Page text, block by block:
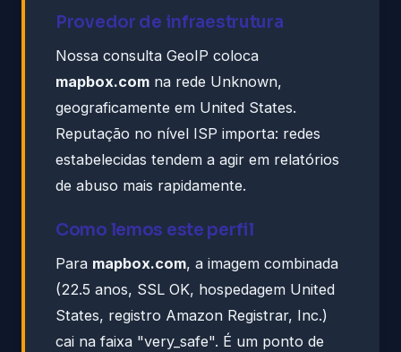
Provedor de infraestrutura
Nossa consulta GeoIP coloca
mapbox.com na rede Unknown,
geograficamente em United States.
Reputação no nível ISP importa: redes
estabelecidas tendem a agir em relatórios
de abuso mais rapidamente.
Como lemos este perfil
Para mapbox.com, a imagem combinada
(22.5 anos, SSL OK, hospedagem United
States, registro Amazon Registrar, Inc.)
cai na faixa "very_safe". É um ponto de